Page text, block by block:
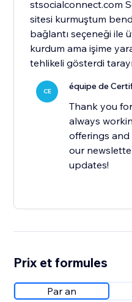
stsocialconnect.com
sitesi kurmuştum
bağlantı seçeneği ile
kurdum ama işime
tehlikeli gösterdi
CE équipe de
Thank you
always
offerings
our
updates!
Prix et formules
Par an